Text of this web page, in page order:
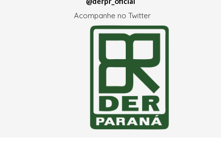
Acompanhe no Twitter